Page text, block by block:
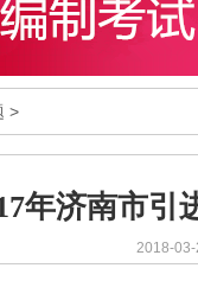
>
年济南市引
2018-